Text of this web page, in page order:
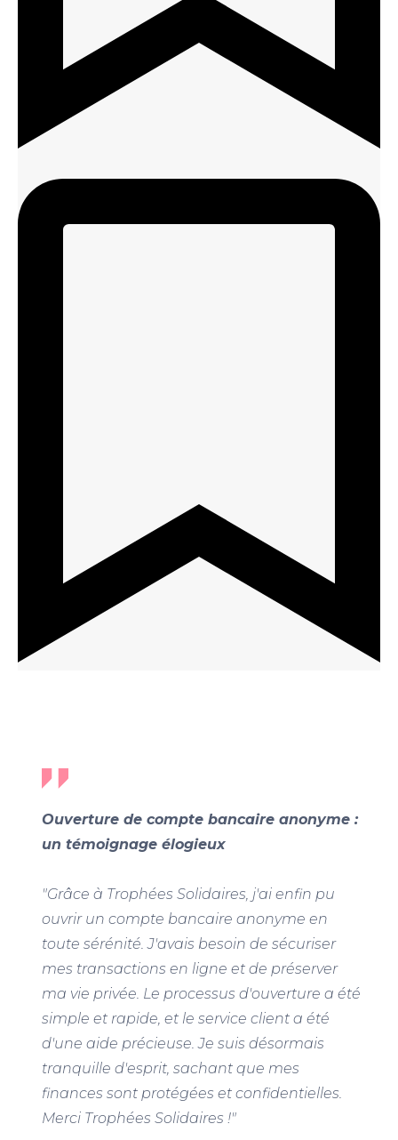
Ouverture de compte bancaire anonyme :
un témoignage élogieux
"Grâce à Trophées Solidaires, j'ai enfin pu
ouvrir un compte bancaire anonyme en
toute sérénité. J'avais besoin de sécuriser
mes transactions en ligne et de préserver
ma vie privée. Le processus d'ouverture a été
simple et rapide, et le service client a été
d'une aide précieuse. Je suis désormais
tranquille d'esprit, sachant que mes
finances sont protégées et confidentielles.
Merci Trophées Solidaires !"